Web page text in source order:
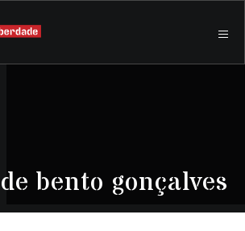
bento gonçalves